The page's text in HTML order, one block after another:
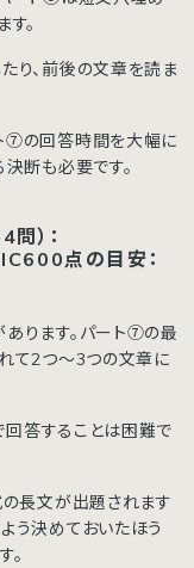
。
り、前後の文章を読ま
⑦の回答時間を大幅に
断も必要です。
）：
点の目安：
ります。パート⑦の最
て2つ〜3つの文章に
答することは困難で
の長文が出題されます
う決めておいたほう
。